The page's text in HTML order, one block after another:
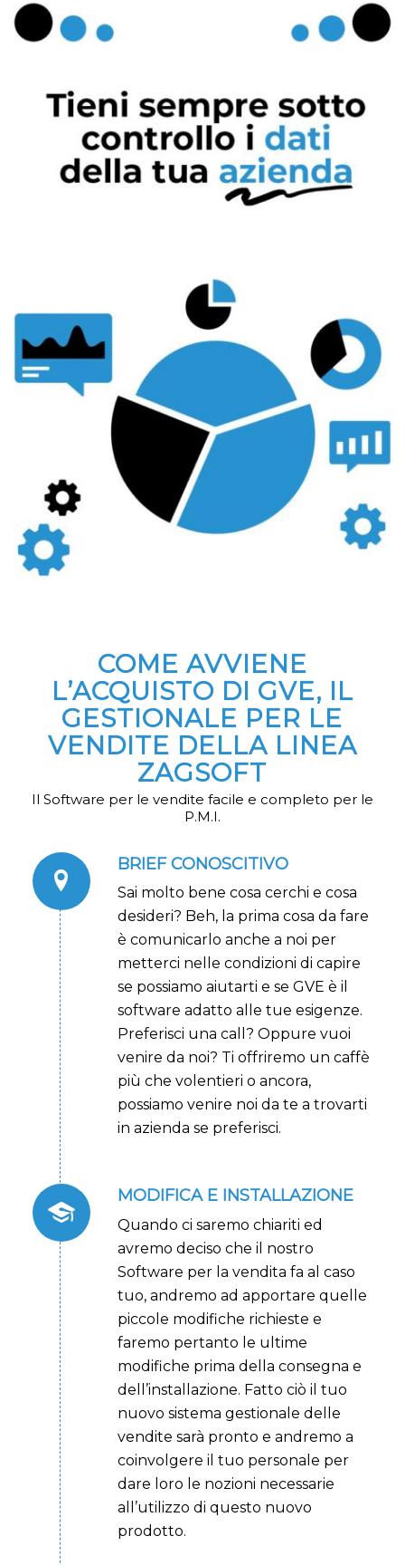
COME AVVIENE
L’ACQUISTO DI GVE, IL
GESTIONALE PER LE
VENDITE DELLA LINEA
ZAGSOFT
Il Software per le vendite facile e completo per le
P.M.I.
BRIEF CONOSCITIVO
Sai molto bene cosa cerchi e cosa
desideri? Beh, la prima cosa da fare
è comunicarlo anche a noi per
metterci nelle condizioni di capire
se possiamo aiutarti e se GVE è il
software adatto alle tue esigenze.
Preferisci una call? Oppure vuoi
venire da noi? Ti offriremo un caffè
più che volentieri o ancora,
possiamo venire noi da te a trovarti
in azienda se preferisci.
MODIFICA E INSTALLAZIONE
Quando ci saremo chiariti ed
avremo deciso che il nostro
Software per la vendita fa al caso
tuo, andremo ad apportare quelle
piccole modifiche richieste e
faremo pertanto le ultime
modifiche prima della consegna e
dell’installazione. Fatto ciò il tuo
nuovo sistema gestionale delle
vendite sarà pronto e andremo a
coinvolgere il tuo personale per
dare loro le nozioni necessarie
all’utilizzo di questo nuovo
prodotto.